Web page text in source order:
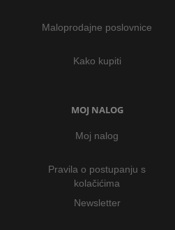
Maloprodajne poslovnice
Kako kupiti
MOJ NALOG
Moj nalog
Pravila o postupanju s
kolačićima
Newsletter